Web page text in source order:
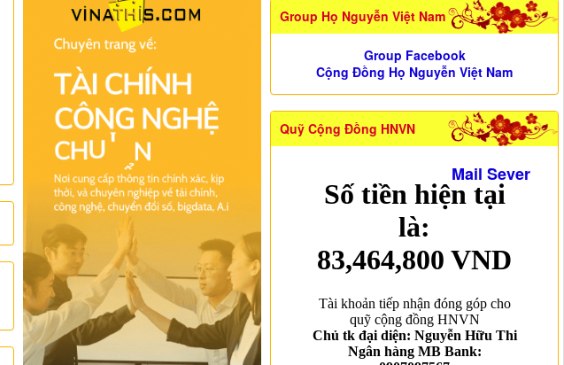
Group Họ Nguyễn Việt Nam
Group Facebook
Cộng Đồng Họ Nguyễn Việt Nam
Quỹ Cộng Đồng HNVN
Mail Sever